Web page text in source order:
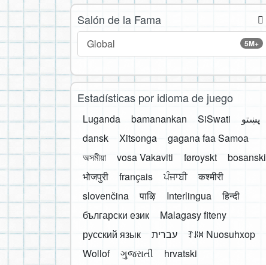
Salón de la Fama
5M+
Global
Estadísticas por idioma de juego
Luganda bamanankan SiSwati
پښتو
dansk
Xitsonga
gagana faa Samoa
অসমীয়া
vosa Vakaviti føroyskt
bosanski
भोजपुरी
français ਪੰਜਾਬੀ
कश्मीरी
slovenčina
पाऴि Interlingua
हिन्दी
български език
Malagasy fiteny
русский язык
עברית
ꆈꌠ꒿ Nuosuhxop
Wollof
ગુજરાતી
hrvatski